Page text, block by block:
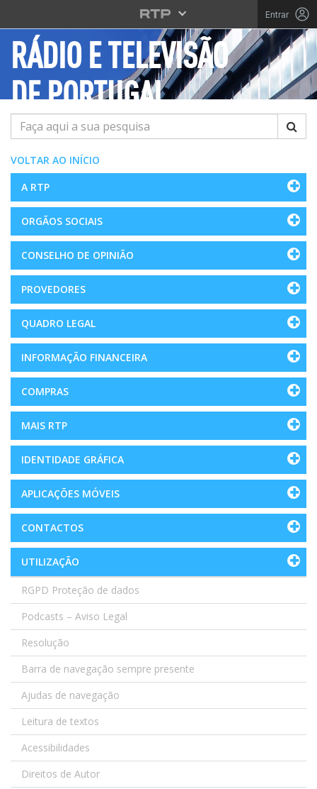
Saltar para o conteúdo principal
Entrar
RÁDIO E TELEVISÃO
DE PORTUGAL
Pesquisar
VOLTAR AO INÍCIO
A RTP
ORGÃOS SOCIAIS
CONSELHO DE OPINIÃO
PROVEDORES
QUADRO LEGAL
INFORMAÇÃO FINANCEIRA
COMPRAS
MAIS RTP
IDENTIDADE GRÁFICA
APLICAÇÕES MÓVEIS
CONTACTOS
UTILIZAÇÃO
RGPD Proteção de dados
Podcasts – Aviso Legal
Resolução
Barra de navegação sempre presente
Ajudas de navegação
Leitura de textos
Acessibilidades
Direitos de Autor